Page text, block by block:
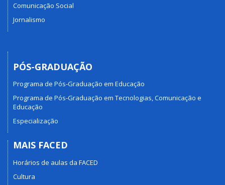
Comunicação Social
Jornalismo
PÓS-GRADUAÇÃO
Programa de Pós-Graduação em Educação
Programa de Pós-Graduação em Tecnologias, Comunicação e
Educação
Especialização
MAIS FACED
Horários de aulas da FACED
Cultura